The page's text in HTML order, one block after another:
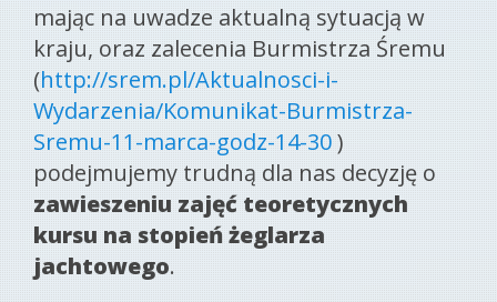
mając na uwadze aktualną sytuacją w
kraju, oraz zalecenia Burmistrza Śremu
(http://srem.pl/Aktualnosci-i-
Wydarzenia/Komunikat-Burmistrza-
Sremu-11-marca-godz-14-30)
podejmujemy trudną dla nas decyzję o
zawieszeniu zajęć teoretycznych
kursu na stopień żeglarza
jachtowego.